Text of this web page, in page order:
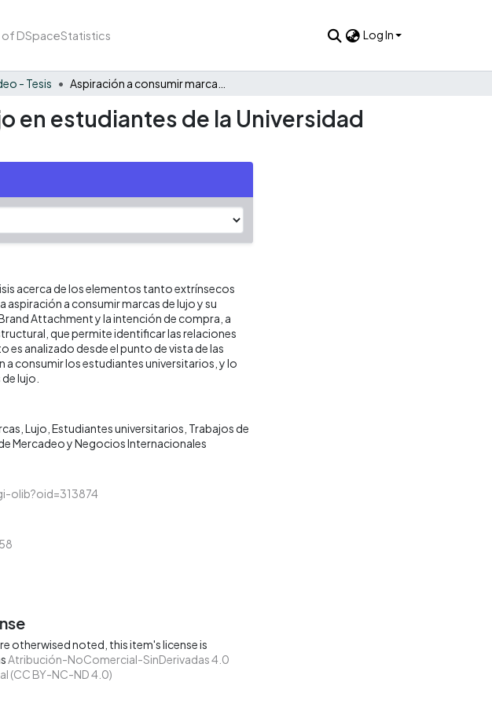
of DSpaceStatistics Log In
- Tesis
en estudiantes de la Universidad
acerca de los elementos tanto extrínsecos
a consumir marcas de lujo y su
Attachment y la intención de compra, a
que permite identificar las relaciones
analizado desde el punto de vista de las
a consumir los estudiantes universitarios, y lo
lujo.
Lujo Estudiantes universitarios Trabajos de
Mercadeo y Negocios Internacionales
olib?oid=313874
otherwised noted, this item's license is
Atribución-NoComercial-SinDerivadas 4.0
(CC BY-NC-ND 4.0)